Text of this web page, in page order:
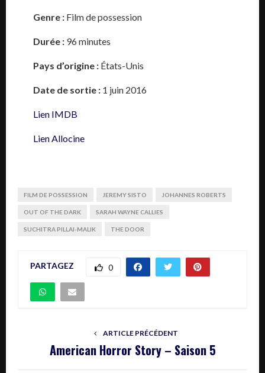
Genre : Film de possession
Durée : 96 minutes
Pays d’origine : États-Unis
Date de sortie : 1 juin 2016
Lien IMDB
Lien Allocine
FILM DE POSSESSION JEREMY SISTO JOHANNES ROBERTS
OUT OF THE DARK SARAH WAYNE CALLIES
SUCHITRA PILLAI-MALIK THE DOOR
PARTAGEZ 0
ARTICLE PRÉCÉDENT
American Horror Story – Saison 5